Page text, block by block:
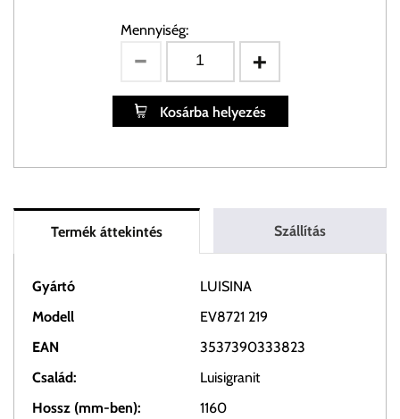
Mennyiség:
Kosárba helyezés
Termék áttekintés Szállítás
Gyártó
LUISINA
Modell
EV8721 219
EAN
3537390333823
Család:
Luisigranit
Hossz (mm-ben):
1160